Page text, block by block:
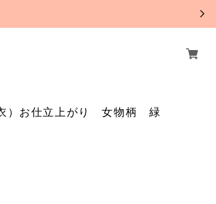
）お仕立上がり 女物柄 緑